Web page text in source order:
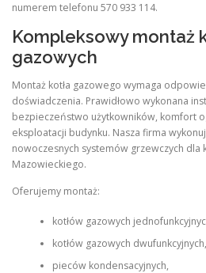
numerem telefonu 570 933 114.
Kompleksowy montaż
gazowych
Montaż kotła gazowego wymaga
doświadczenia. Prawidłowo wykonana
bezpieczeństwo użytkowników, komfort
eksploatacji budynku. Nasza firma
nowoczesnych systemów grzewczych dla
Mazowieckiego.
Oferujemy montaż:
kotłów gazowych
kotłów gazowych dwufunkcyjnych,
pieców kondensacyjnych,